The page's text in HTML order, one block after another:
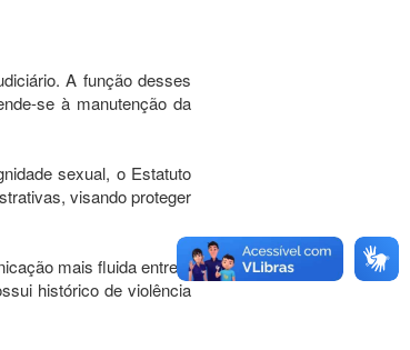
A função desses
se à manutenção da
sexual, o Estatuto
visando proteger
mais fluida entre o
histórico de violência